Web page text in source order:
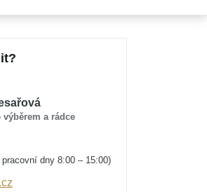
výběrem a rádce
pracovní dny 8:00 – 15:00)